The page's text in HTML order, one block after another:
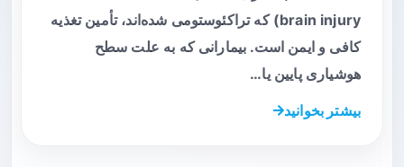
brain injury) که تراکئوستومی شده‌اند، تأمین تغذیه
کافی و ایمن است. بیمارانی که به علت سطح
هوشیاری پایین یا…
بیشتر بخوانید